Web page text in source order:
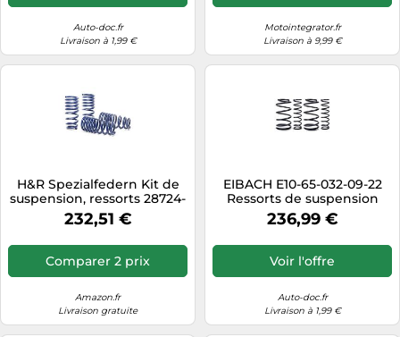
Auto-doc.fr
Livraison à 1,99 €
Motointegrator.fr
Livraison à 9,99 €
H&R Spezialfedern Kit de
suspension, ressorts 28724-
1
232,51 €
Comparer 2 prix
Amazon.fr
Livraison gratuite
EIBACH E10-65-032-09-22
Ressorts de suspension
236,99 €
Voir l'offre
Auto-doc.fr
Livraison à 1,99 €